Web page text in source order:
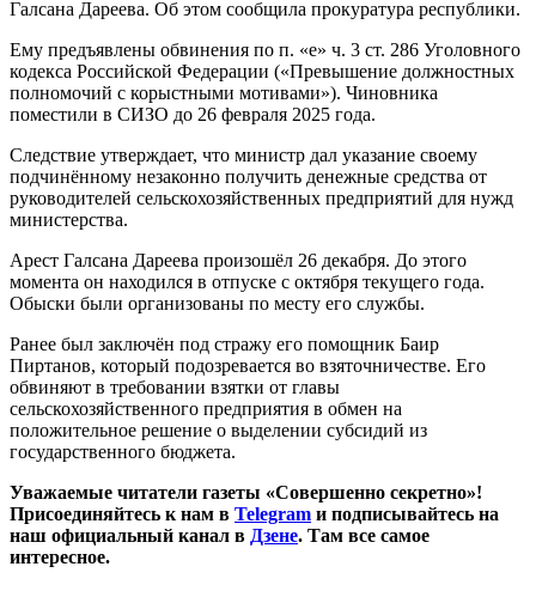
Галсана Дареева. Об этом сообщила прокуратура республики.
Ему предъявлены обвинения по п. «е» ч. 3 ст. 286 Уголовного
кодекса Российской Федерации («Превышение должностных
полномочий с корыстными мотивами»). Чиновника
поместили в СИЗО до 26 февраля 2025 года.
Следствие утверждает, что министр дал указание своему
подчинённому незаконно получить денежные средства от
руководителей сельскохозяйственных предприятий для нужд
министерства.
Арест Галсана Дареева произошёл 26 декабря. До этого
момента он находился в отпуске с октября текущего года.
Обыски были организованы по месту его службы.
Ранее был заключён под стражу его помощник Баир
Пиртанов, который подозревается во взяточничестве. Его
обвиняют в требовании взятки от главы
сельскохозяйственного предприятия в обмен на
положительное решение о выделении субсидий из
государственного бюджета.
Уважаемые читатели газеты «Совершенно секретно»!
Присоединяйтесь к нам в Telegram и подписывайтесь на
наш официальный канал в Дзене. Там все самое
интересное.